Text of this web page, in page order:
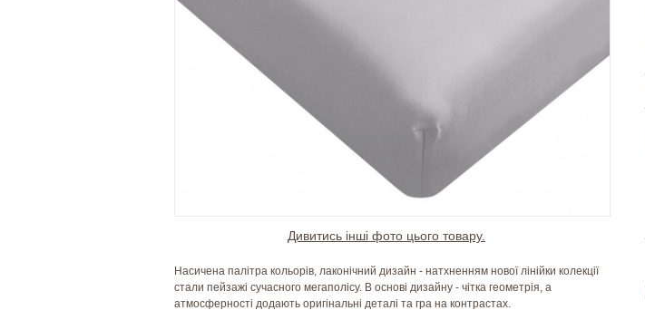
Дивитись інші фото цього товару.
Насичена палітра кольорів, лаконічний дизайн - натхненням нової лінійки колекції
стали пейзажі сучасного мегаполісу. В основі дизайну - чітка геометрія, а
атмосферності додають оригінальні деталі та гра на контрастах.